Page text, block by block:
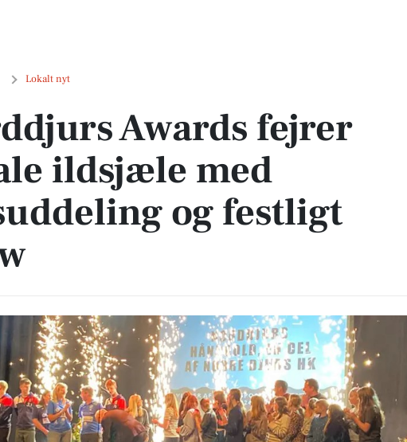
Lokalt nyt
Awards fejrer lokale ildsjæle med prisuddeling og festligt show
Awards fejrer
ildsjæle med
og festligt